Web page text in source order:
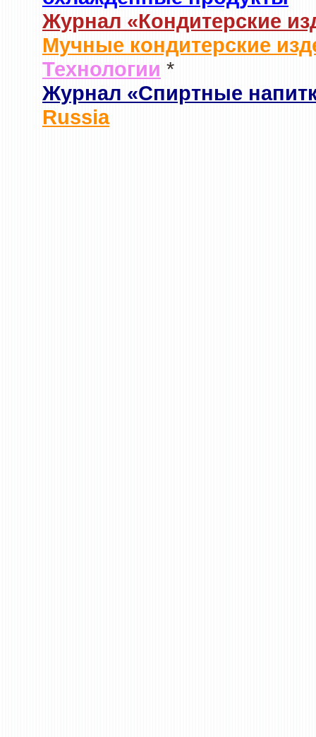
Журнал «Кондитерские
Мучные кондитерские
Технологии *
Журнал «Спиртные
Russia